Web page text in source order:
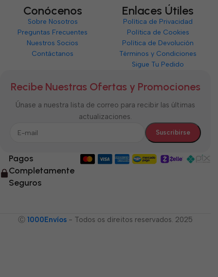
Conócenos
Sobre Nosotros
Preguntas Frecuentes
Nuestros Socios
Contáctanos
Enlaces Útiles
Política de Privacidad
Política de Cookies
Política de Devolución
Términos y Condiciones
Sigue Tu Pedido
Recibe Nuestras Ofertas y Promociones
Únase a nuestra lista de correo para recibir las últimas
actualizaciones.
Pagos
Completamente
Seguros
Ⓒ 1000Envíos - Todos os direitos reservados. 2025